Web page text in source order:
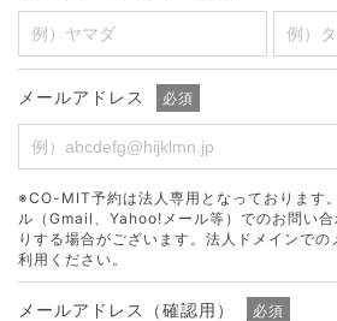
メールアドレス 必須
※CO-MIT予約は法人専用となっております
ル（Gmail、Yahoo!メール等）でのお問い合
りする場合がございます。法人ドメインでの
利用ください。
メールアドレス（確認用） 必須